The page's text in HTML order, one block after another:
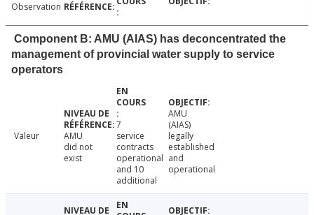
Observation
Component B: AMU (AIAS) has deconcentrated the
management of provincial water supply to service
operators
Valeur
AMU
did not
exist
7
service
contracts
operational
and 10
additional
AMU
(AIAS)
legally
established
and
operational